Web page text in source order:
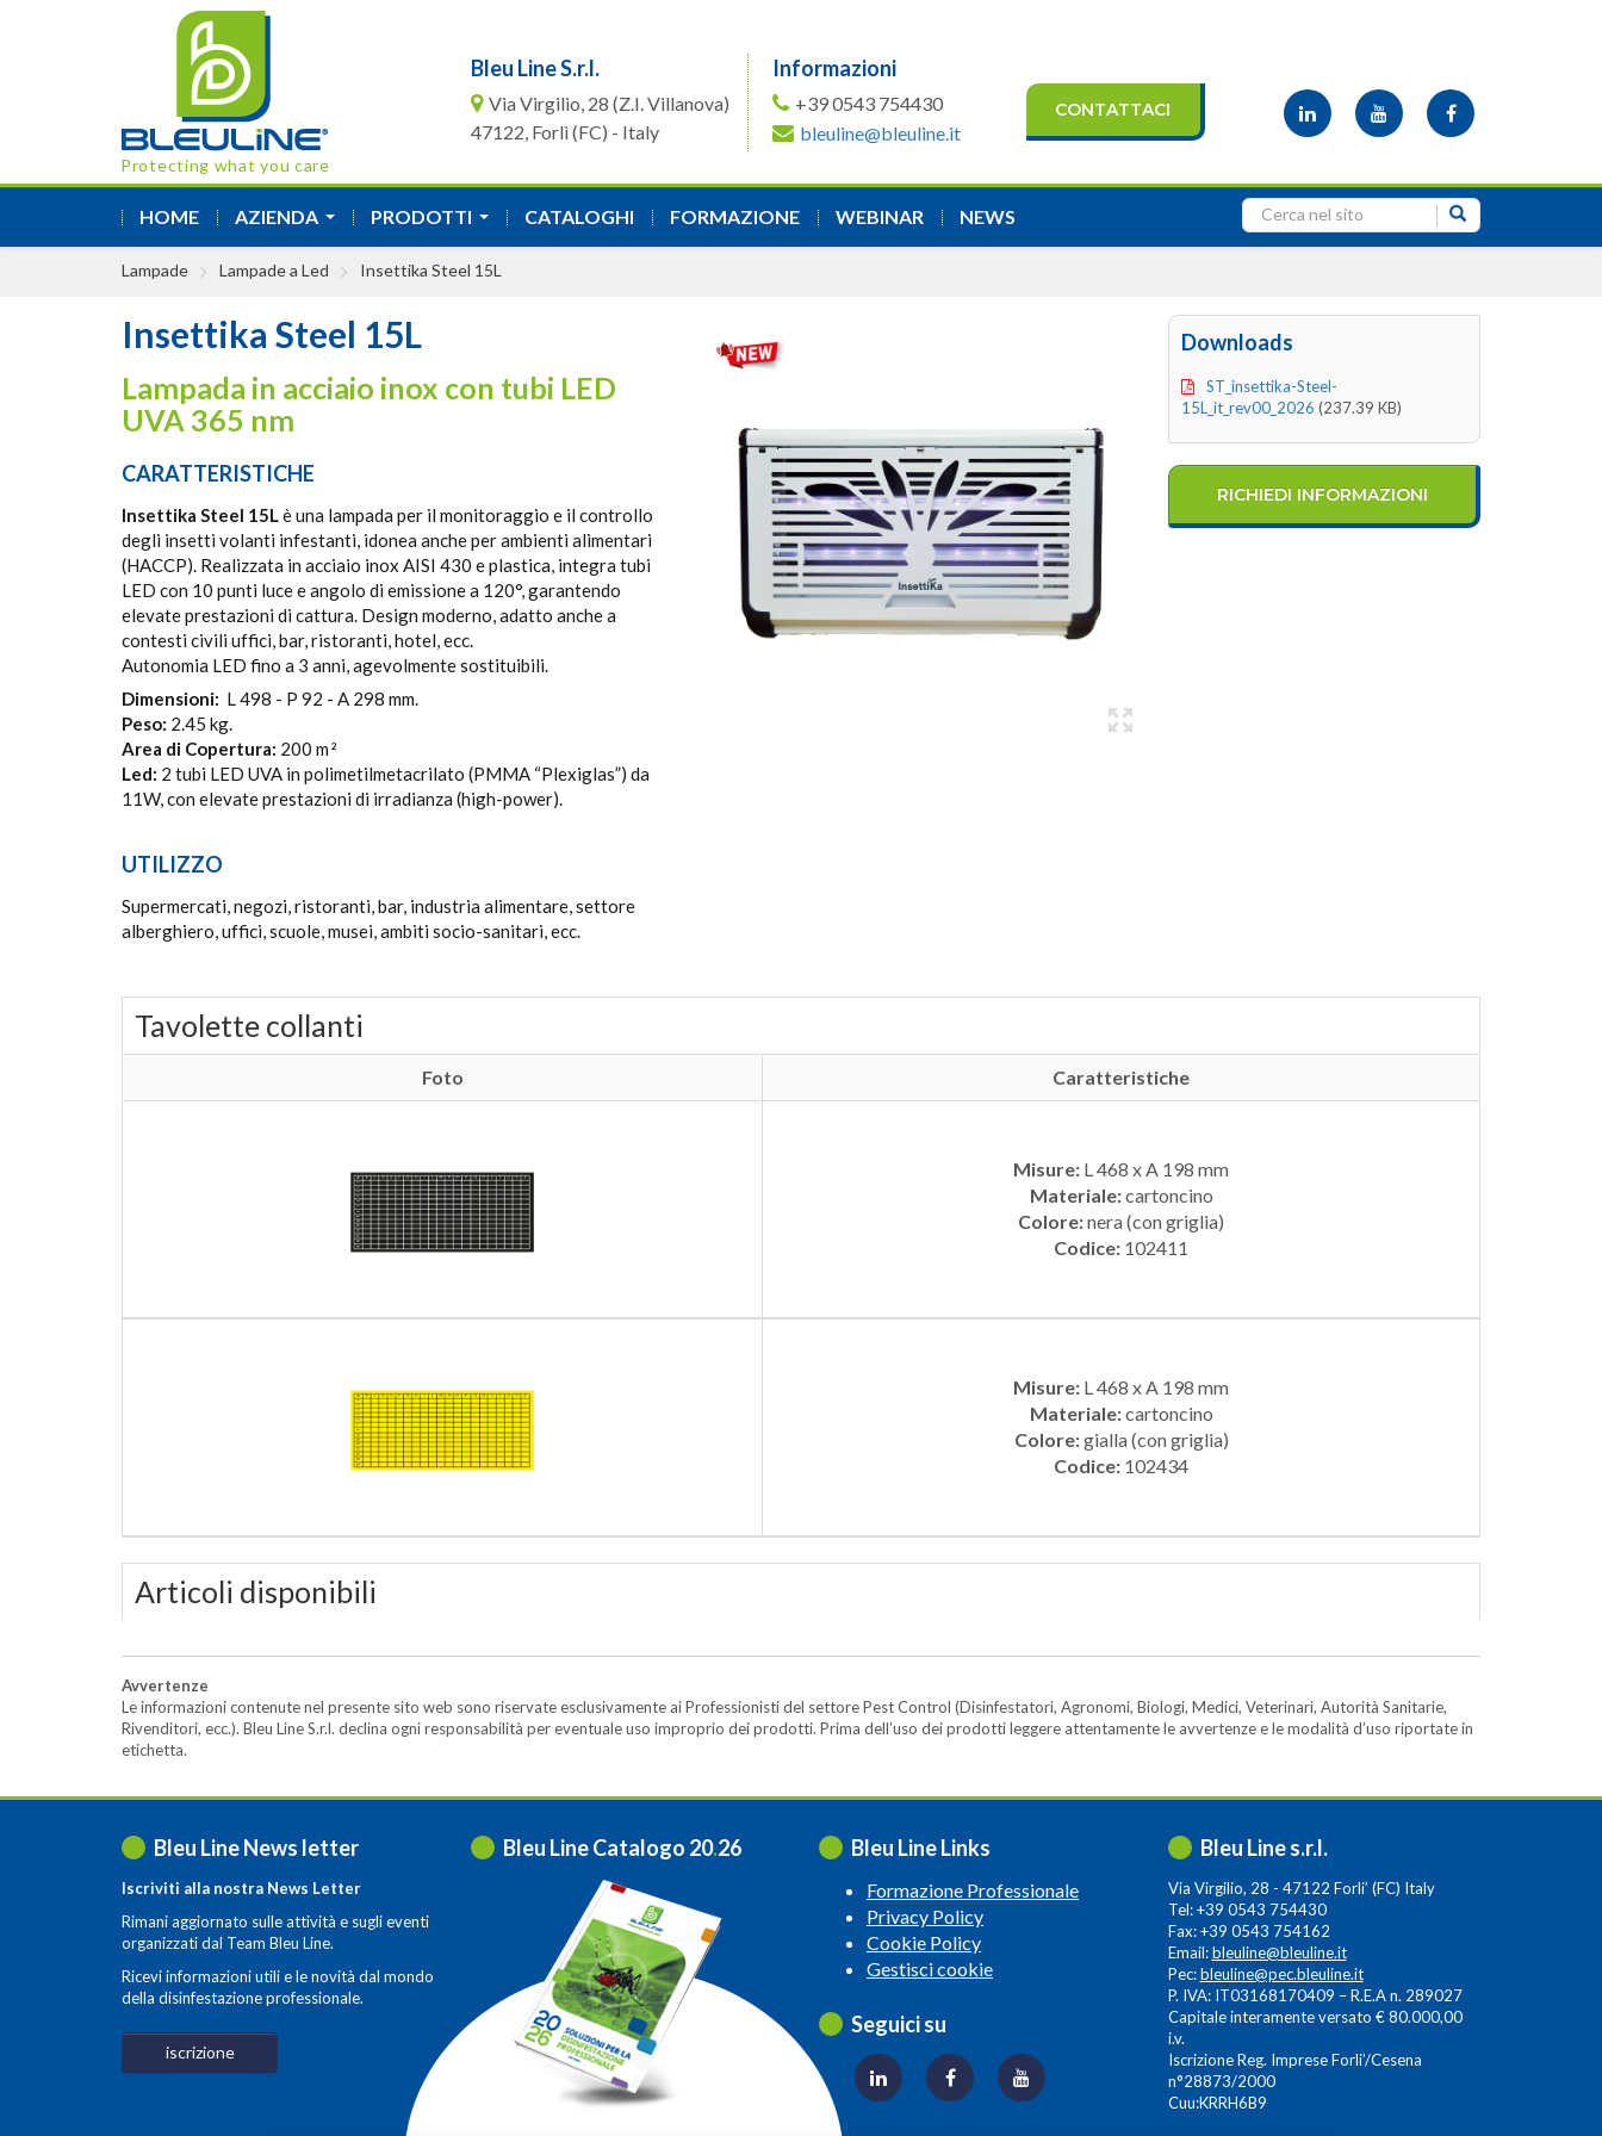
Protecting what you care
Bleu Line S.r.l.
Via Virgilio, 28 (Z.I. Villanova)
47122, Forlì (FC) - Italy
Informazioni
+39 0543 754430
bleuline@bleuline.it
CONTATTACI
HOME AZIENDA PRODOTTI CATALOGHI FORMAZIONE WEBINAR NEWS
Lampade Lampade a Led Insettika Steel 15L
Insettika Steel 15L
Lampada in acciaio inox con tubi LED
UVA 365 nm
CARATTERISTICHE
Insettika Steel 15Lè una lampada per il monitoraggio e il controllo
degli insetti volanti infestanti, idonea anche per ambienti alimentari
(HACCP). Realizzata in acciaio inox AISI 430 e plastica, integra tubi
LED con 10 punti luce e angolo di emissione a 120°, garantendo
elevate prestazioni di cattura. Design moderno, adatto anche a
contesti civili uffici, bar, ristoranti, hotel, ecc.
Autonomia LED fino a 3 anni, agevolmente sostituibili.
Dimensioni: L 498 - P 92 - A 298 mm.
Peso: 2.45 kg.
Area di Copertura: 200 m 2
Led: 2 tubi LED UVA in polimetilmetacrilato (PMMA “Plexiglas”) da
11W, con elevate prestazioni di irradianza (high-power).
UTILIZZO
Supermercati, negozi, ristoranti, bar, industria alimentare, settore
alberghiero, uffici, scuole, musei, ambiti socio-sanitari, ecc.
Downloads
ST_insettika-Steel-
15L_it_rev00_2026 (237.39 KB)
RICHIEDI INFORMAZIONI
Tavolette collanti
Foto Caratteristiche
Misure: L 468 x A 198 mm
Materiale:cartoncino
Colore:nera (con griglia)
Codice: 102411
Misure: L 468 x A 198 mm
Materiale:cartoncino
Colore:gialla (con griglia)
Codice: 102434
Articoli disponibili
Avvertenze
Le informazioni contenute nel presente sito web sono riservate esclusivamente ai Professionisti del settore Pest Control (Disinfestatori, Agronomi, Biologi, Medici, Veterinari, Autorità Sanitarie,
Rivenditori, ecc.). Bleu Line S.r.l. declina ogni responsabilità per eventuale uso improprio dei prodotti. Prima dell’uso dei prodotti leggere attentamente le avvertenze e le modalità d’uso riportate in
etichetta.
Bleu Line News letter
Iscriviti alla nostra News Letter
Rimani aggiornato sulle attività e sugli eventi
organizzati dal Team Bleu Line.
Ricevi informazioni utili e le novità dal mondo
della disinfestazione professionale.
iscrizione
Bleu Line Catalogo 20.26 Bleu Line Links
Formazione Professionale
Privacy Policy
Cookie Policy
Gestisci cookie
Seguici su
Bleu Line s.r.l.
Via Virgilio, 28 - 47122 Forli’ (FC) Italy
Tel: +39 0543 754430
Fax: +39 0543 754162
Email:bleuline@bleuline.it
Pec:bleuline@pec.bleuline.it
P. IVA: IT03168170409 – R.E.A n. 289027
Capitale interamente versato € 80.000,00
i.v.
Iscrizione Reg. Imprese Forli’/Cesena
n°28873/2000
Cuu:KRRH6B9